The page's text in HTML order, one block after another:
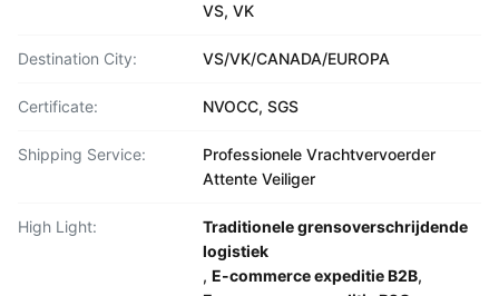
VS, VK
Destination City: VS/VK/CANADA/EUROPA
Certificate: NVOCC, SGS
Shipping Service:
Professionele Vrachtvervoerder
Attente Veiliger
High Light:
Traditionele grensoverschrijdende
logistiek
, E-commerce expeditie B2B,